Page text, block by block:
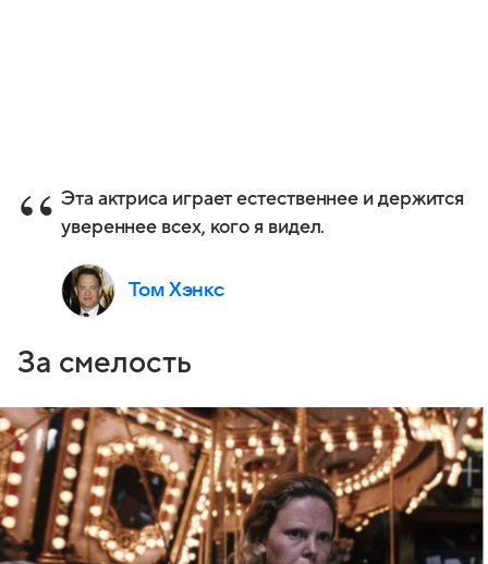
Эта актриса играет естественнее и держится
увереннее всех, кого я видел.
Том Хэнкс
За смелость